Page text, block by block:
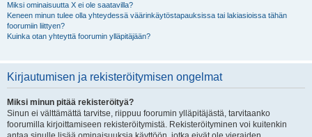
Miksi ominaisuutta X ei ole saatavilla?
Keneen minun tulee olla yhteydessä väärinkäytöstapauksissa tai lakiasioissa tähän
foorumiin liittyen?
Kuinka otan yhteyttä foorumin ylläpitäjään?
Kirjautumisen ja rekisteröitymisen ongelmat
Miksi minun pitää rekisteröityä?
Sinun ei välttämättä tarvitse, riippuu foorumin ylläpitäjästä, tarvitaanko
foorumilla kirjoittamiseen rekisteröitymistä. Rekisteröityminen voi kuitenkin